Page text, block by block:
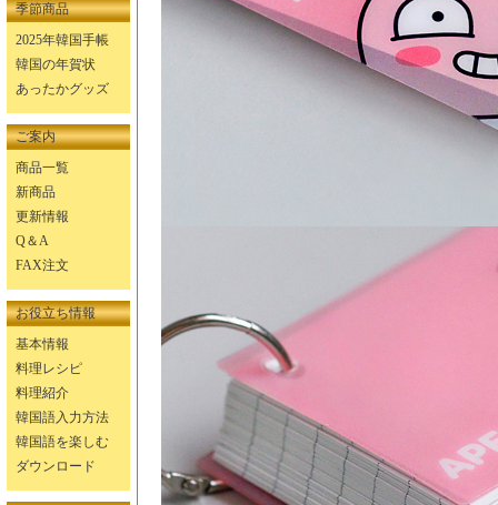
季節商品
2025年韓国手帳
韓国の年賀状
あったかグッズ
ご案内
商品一覧
新商品
更新情報
Q＆A
FAX注文
お役立ち情報
基本情報
料理レシピ
料理紹介
韓国語入力方法
韓国語を楽しむ
ダウンロード